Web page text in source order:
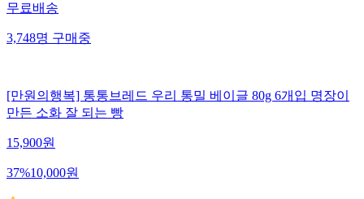
무료배송
3,748명 구매중
[만원의행복] 통통브레드 우리 통밀 베이글 80g 6개입 명장이
만든 소화 잘 되는 빵
15,900원
37%10,000원